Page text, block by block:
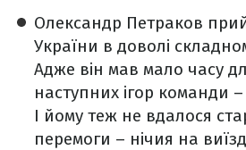
Олександр Петраков
України в доволі
Адже він мав мало часу
наступних ігор команди
І йому теж не вдалося
перемоги – нічия на